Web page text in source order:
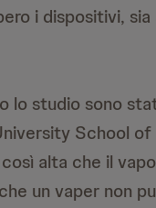
i dispositivi, sia
lo studio sono
School
alta che il
un vaper non